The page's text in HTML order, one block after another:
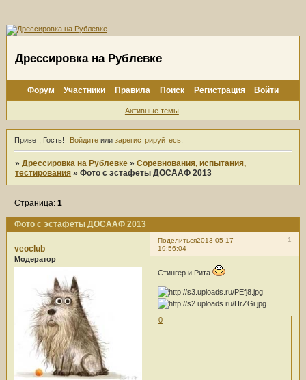
Дрессировка на Рублевке
Форум Участники Правила Поиск Регистрация Войти
Активные темы
Привет, Гость! Войдите илизарегистрируйтесь
»Дрессировка на Рублевке »Соревнования, испытания,
тестирования »Фото с эстафеты ДОСААФ 2013
Фото с эстафеты ДОСААФ 2013
Страница:1
Поделиться 1
2013-05-17
19:56:04
veoclub
Модератор
Стингер и Рита
0